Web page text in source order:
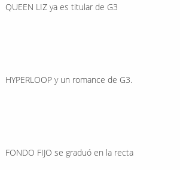
QUEEN LIZ ya es titular de G3
HYPERLOOP y un romance de G3.
FONDO FIJO se graduó en la recta